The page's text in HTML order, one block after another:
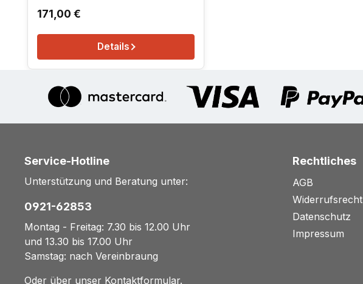
Regulärer Preis:
171,00 €
Details
Service-Hotline
Unterstützung und Beratung unter:
0921-62853
Montag - Freitag: 7.30 bis 12.00 Uhr
und 13.30 bis 17.00 Uhr
Samstag: nach Vereinbraung
Oder über unser Kontaktformular.
Rechtliches
AGB
Widerrufsrecht
Datenschutz
Impressum